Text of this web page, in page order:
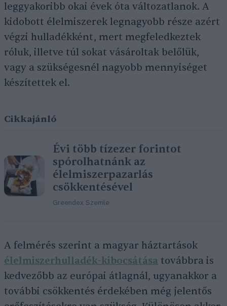
leggyakoribb okai évek óta változatlanok. A
kidobott élelmiszerek legnagyobb része azért
végzi hulladékként, mert megfeledkeztek
róluk, illetve túl sokat vásároltak belőlük,
vagy a szükségesnél nagyobb mennyiséget
készítettek el.
Cikkajánló
Évi több tízezer forintot
spórolhatnánk az
élelmiszerpazarlás
csökkentésével
Greendex Szemle
A felmérés szerint a magyar háztartások
élelmiszerhulladék-kibocsátása továbbra is
kedvezőbb az európai átlagnál, ugyanakkor a
további csökkentés érdekében még jelentős